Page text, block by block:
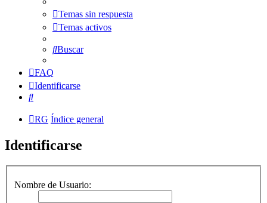
Temas sin respuesta
Temas activos
Buscar
FAQ
Identificarse
Buscar
RG Índice general
Identificarse
Nombre de Usuario: